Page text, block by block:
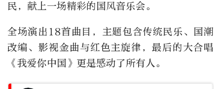
民，献上一场精彩的国风音乐会。
全场演出18首曲目，主题包含传统民乐、国潮
改编、影视金曲与红色主旋律，最后的大合唱
《我爱你中国》更是感动了所有人。